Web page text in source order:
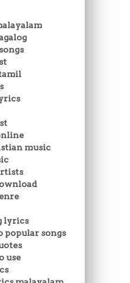
music
lyrics
popular songs
use